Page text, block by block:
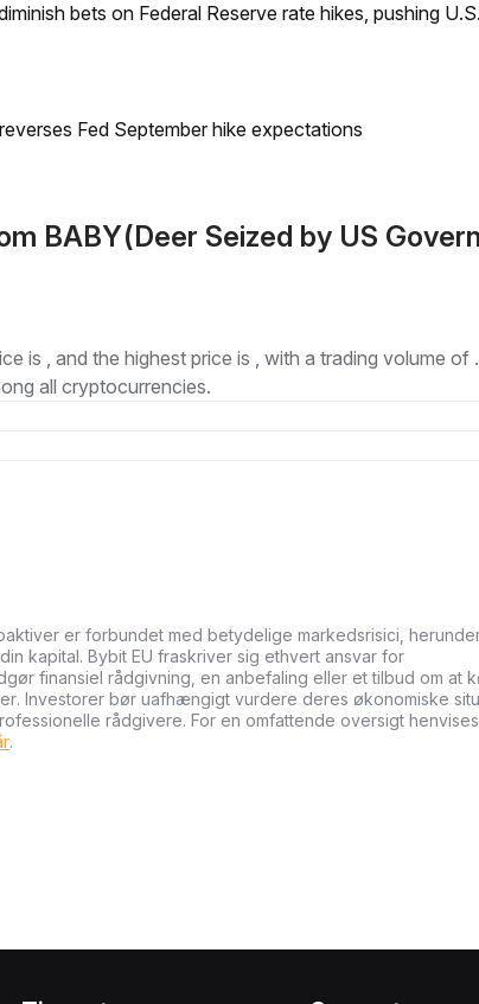
bets on Federal Reserve rate hikes, pushing
Fed September hike expectations
BABY(Deer Seized by US
is , and the highest price is , with a trading volume of .
all cryptocurrencies.
er forbundet med betydelige markedsrisici,
kapital. Bybit EU fraskriver sig ethvert ansvar for
finansiel rådgivning, en anbefaling eller et tilbud om at
Investorer bør uafhængigt vurdere deres økonomiske
rådgivere. For en omfattende oversigt
.